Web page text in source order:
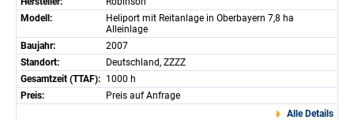
Modell:
Heliport mit Reitanlage in Oberbayern 7,8 ha
Alleinlage
Baujahr:
2007
Standort:
Deutschland, ZZZZ
Gesamtzeit (TTAF): 1000 h
Preis:
Preis auf Anfrage
Alle Details